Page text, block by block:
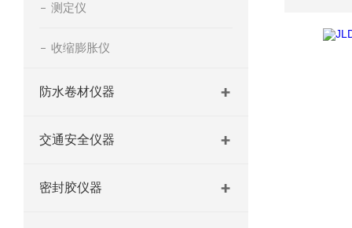
测定仪
收缩膨胀仪
防水卷材仪器
交通安全仪器
密封胶仪器